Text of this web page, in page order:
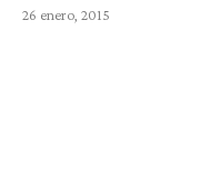
26 enero, 2015